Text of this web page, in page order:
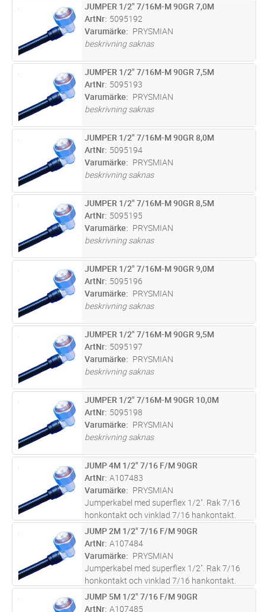
ST Lägg i kundvagn
JUMPER 1/2" 7/16M-M 90GR 7,0M
ArtNr 5095192
Varumärke
PRYSMIAN
beskrivning saknas
ST Lägg i kundvagn
JUMPER 1/2" 7/16M-M 90GR 7,5M
ArtNr 5095193
Varumärke
PRYSMIAN
beskrivning saknas
ST Lägg i kundvagn
JUMPER 1/2" 7/16M-M 90GR 8,0M
ArtNr 5095194
Varumärke
PRYSMIAN
beskrivning saknas
ST Lägg i kundvagn
JUMPER 1/2" 7/16M-M 90GR 8,5M
ArtNr 5095195
Varumärke
PRYSMIAN
beskrivning saknas
ST Lägg i kundvagn
JUMPER 1/2" 7/16M-M 90GR 9,0M
ArtNr 5095196
Varumärke
PRYSMIAN
beskrivning saknas
ST Lägg i kundvagn
JUMPER 1/2" 7/16M-M 90GR 9,5M
ArtNr 5095197
Varumärke
PRYSMIAN
beskrivning saknas
ST Lägg i kundvagn
JUMPER 1/2" 7/16M-M 90GR 10,0M
ArtNr 5095198
Varumärke
PRYSMIAN
beskrivning saknas
ST Lägg i kundvagn
JUMP 4M 1/2" 7/16 F/M 90GR
ArtNr A107483
Varumärke
PRYSMIAN
Jumperkabel med superflex 1/2". Rak 7/16
honkontakt och vinklad 7/16 hankontakt.
Karateristisk inpedans 50 Ohm, Max
dragkraft 500N, Min.böjradie:
Engångsböjning 15 mm, Upprepad böjning 30
mm. Driftte...läs mer
ST Lägg i kundvagn
JUMP 2M 1/2" 7/16 F/M 90GR
ArtNr A107484
Varumärke
PRYSMIAN
Jumperkabel med superflex 1/2". Rak 7/16
honkontakt och vinklad 7/16 hankontakt.
Karateristisk inpedans 50 Ohm, Max
dragkraft 500N, Min.böjradie:
ST Lägg i kundvagn
JUMP 5M 1/2" 7/16 F/M 90GR
ArtNr A107485